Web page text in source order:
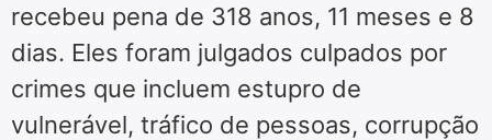
recebeu pena de 318 anos, 11 meses e 8
dias. Eles foram julgados culpados por
crimes que incluem estupro de
vulnerável, tráfico de pessoas, corrupção